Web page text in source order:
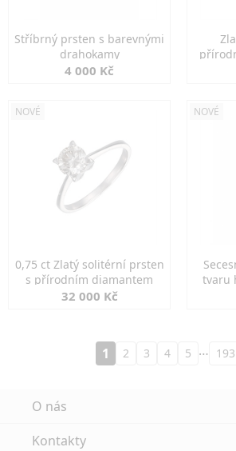
Stříbrný prsten s barevnými
drahokamy
4 000 Kč
NOVÉ
0,75 ct Zlatý solitérní prsten
s přírodním diamantem
32 000 Kč
NOVÉ
tvaru
1 2 3 4 5 … 193
O nás
Kontakty